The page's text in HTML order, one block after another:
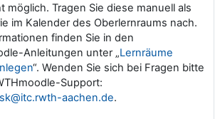
möglich. Tragen Sie diese manuell als
im Kalender des Oberlernraums nach.
finden Sie in den
Anleitungen unter „Lernräume
“. Wenden Sie sich bei Fragen bitte
Support:
aachen.de.